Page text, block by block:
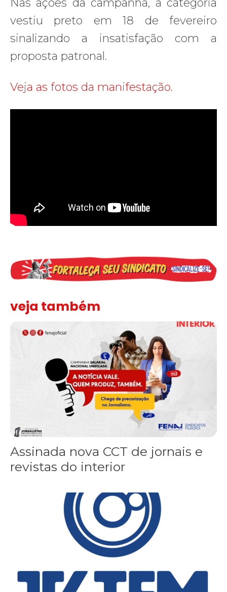
vestiu preto em 18 de fevereiro
sinalizando a insatisfação com a
proposta patronal.
Veja as fotos da manifestação.
veja também
Assinada nova CCT de jornais e revistas do interior
Assinada nova CCT de jornais e
revistas do interior
Sindicato leva reivindicações à TV TEM, denunciada de cometer